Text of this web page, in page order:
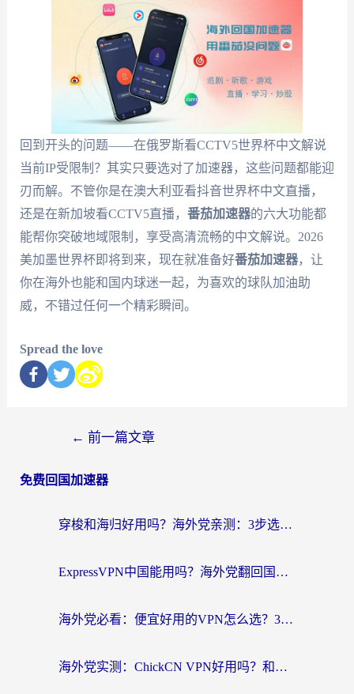
回到开头的问题——在俄罗斯看CCTV5世界杯中文解说
当前IP受限制？其实只要选对了加速器，这些问题都能迎
刃而解。不管你是在澳大利亚看抖音世界杯中文直播，
还是在新加坡看CCTV5直播， 番茄加速器的六大功能都
能帮你突破地域限制，享受高清流畅的中文解说。2026
美加墨世界杯即将到来，现在就准备好番茄加速器，让
你在海外也能和国内球迷一起，为喜欢的球队加油助
威，不错过任何一个精彩瞬间。
Spread the love
← 前一篇文章
免费回国加速器
穿梭和海归好用吗？海外党亲测：3步选对回国加速器，无缝刷国内剧玩手游
ExpressVPN中国能用吗？海外党翻回国内的加速器选择指南（附番茄加速器实测）
海外党必看：便宜好用的VPN怎么选？3步解决回国访问难题+Steam改区技巧
海外党实测：ChickCN VPN好用吗？和OurPlay VPN对比哪个回国效果更好？附避坑指南